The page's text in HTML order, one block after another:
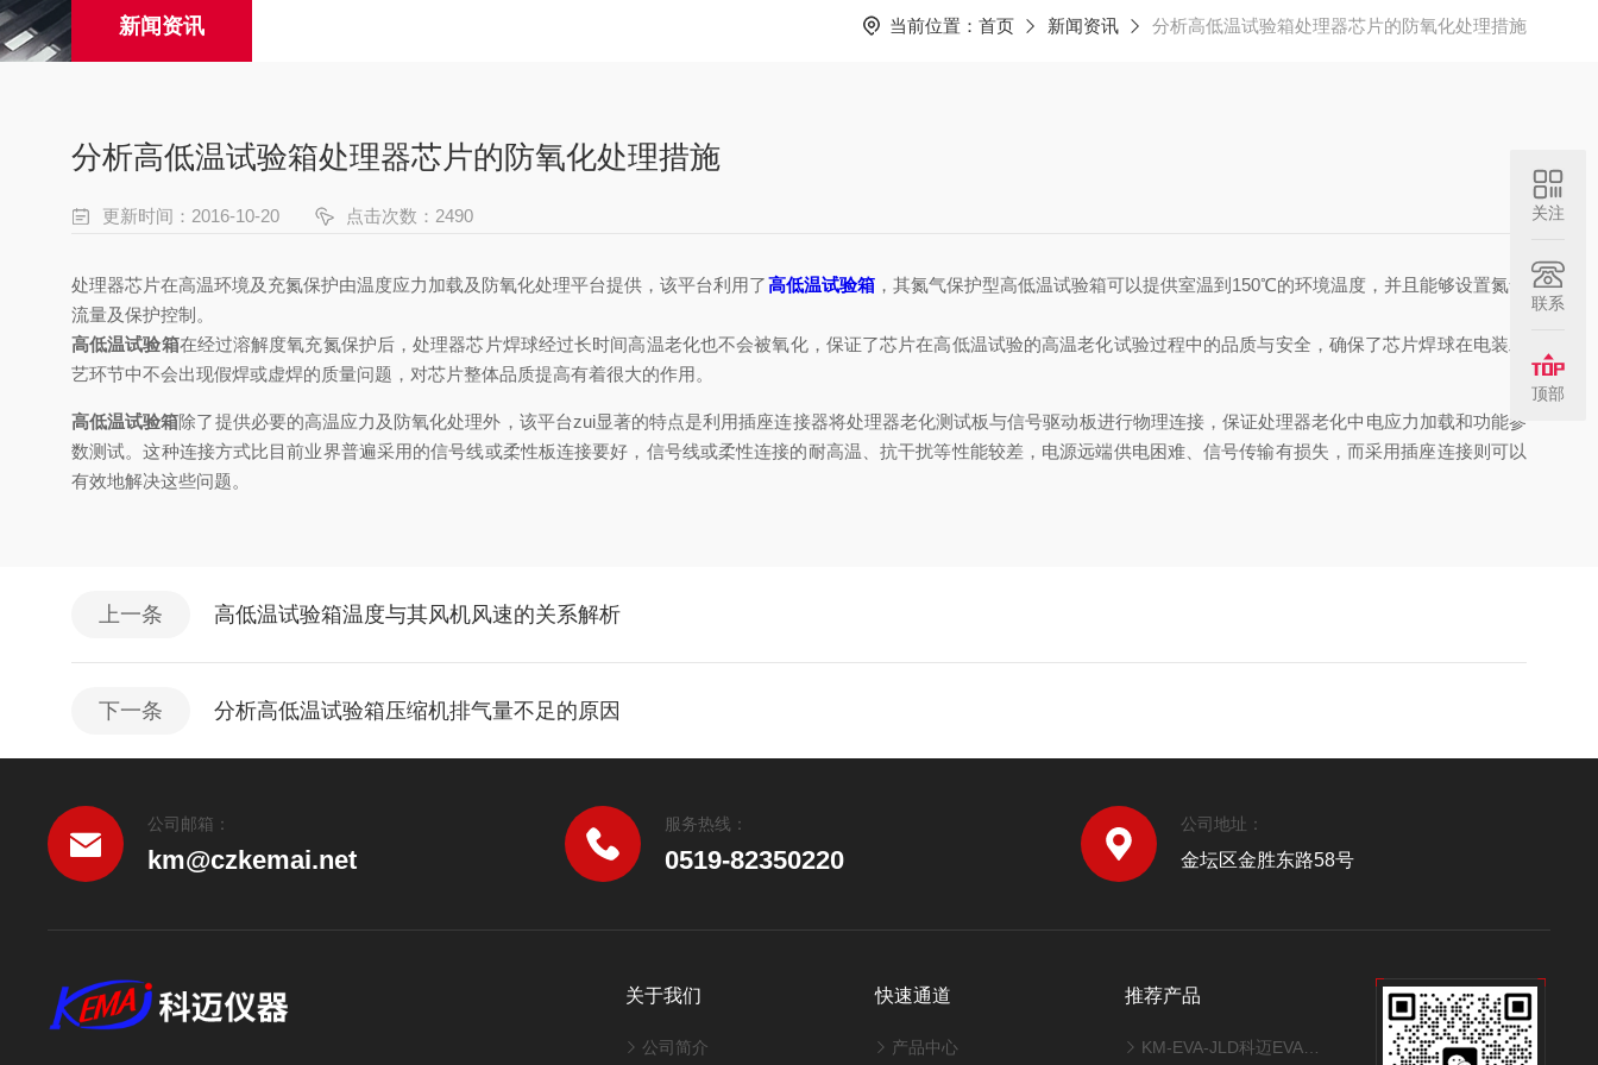
新闻资讯 当前位置： 首页 新闻资讯 分析高低温试验箱处理器芯片的防氧化处理措施
分析高低温试验箱处理器芯片的防氧化处理措施
更新时间：2016-10-20 点击次数：2490
处理器芯片在高温环境及充氮保护由温度应力加载及防氧化处理平台提供，该平台利用了高低温试验箱，其氮气保护型高低温试验箱可以提供室温到150℃的环境温度，并且能够设置氮气
流量及保护控制。
高低温试验箱在经过溶解度氧充氮保护后，处理器芯片焊球经过长时间高温老化也不会被氧化，保证了芯片在高低温试验的高温老化试验过程中的品质与安全，确保了芯片焊球在电装工
艺环节中不会出现假焊或虚焊的质量问题，对芯片整体品质提高有着很大的作用。
高低温试验箱除了提供必要的高温应力及防氧化处理外，该平台zui显著的特点是利用插座连接器将处理器老化测试板与信号驱动板进行物理连接，保证处理器老化中电应力加载和功能参
数测试。这种连接方式比目前业界普遍采用的信号线或柔性板连接要好，信号线或柔性连接的耐高温、抗干扰等性能较差，电源远端供电困难、信号传输有损失，而采用插座连接则可以
有效地解决这些问题。
上一条 高低温试验箱温度与其风机风速的关系解析
下一条 分析高低温试验箱压缩机排气量不足的原因
公司邮箱：
km@czkemai.net
服务热线：
0519-82350220
公司地址：
金坛区金胜东路58号
关于我们
公司简介
快速通道
产品中心
推荐产品
KM-EVA-JLD科迈EVA交联度测试系统
关注
联系
顶部